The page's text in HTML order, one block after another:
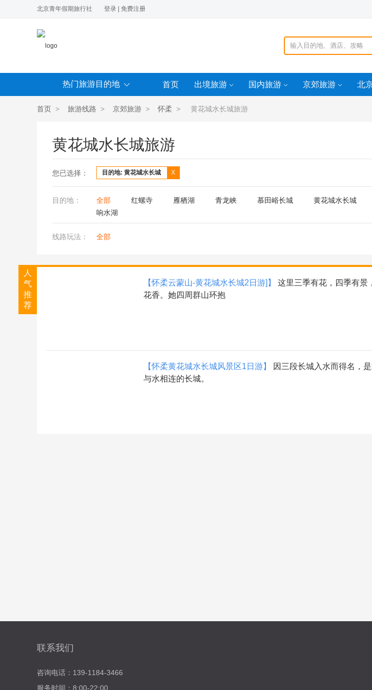
北京青年假期旅行社 登录 免费注册
热门旅游目的地 首页 出境旅游 国内旅游 京郊旅游 北
首页 > 旅游线路 > 京郊旅游 >怀柔 > 黄花城水长城旅游
黄花城水长城旅游
您已选择： 目的地: 黄花城水长城 X
目的地： 全部 红螺寺 雁栖湖 青龙峡 慕田峪长城 黄花城水长城
响水湖
线路玩法： 全部
人
气
推
荐
【怀柔云蒙山-黄花城水长城2日游]】
这里三季有花，四季有景
花香。她四周群山环抱
【怀柔黄花城水长城风景区1日游】
因三段长城入水而得名，
与水相连的长城。
联系我们
咨询电话：139-1184-3466
服务时间：8:00-22:00